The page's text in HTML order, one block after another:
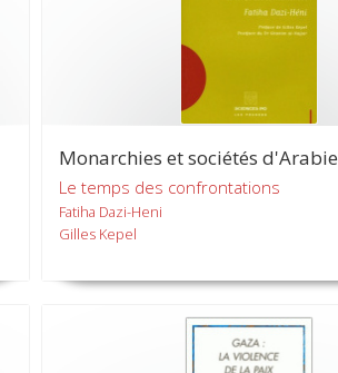
Monarchies et sociétés d'Arabie
Le temps des confrontations
Fatiha Dazi-Heni
Gilles Kepel